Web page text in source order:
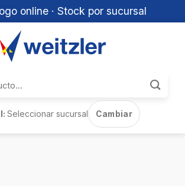
online · Stock por sucursal
Seleccionar sucursal Cambiar